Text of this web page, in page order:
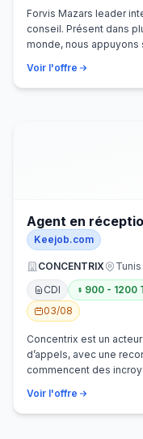
Forvis Mazars leader
conseil. Présent dans
monde, nous appuyons
Voir l'offre
Agent en
Keejob.com
CONCENTRIX
Tunis
CDI
900 - 1200
03/08
Concentrix est un
d’appels, avec une
commencent des
Voir l'offre